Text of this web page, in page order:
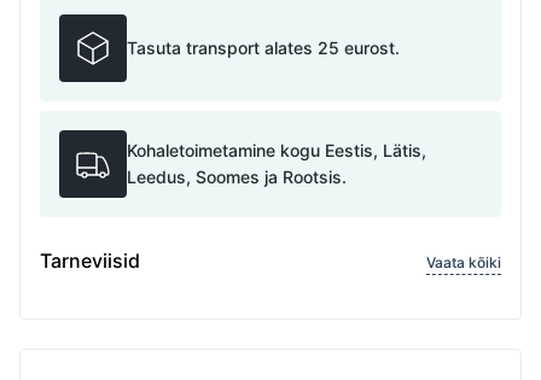
Tasuta transport alates 25 eurost.
Kohaletoimetamine kogu Eestis, Lätis,
Leedus, Soomes ja Rootsis.
Tarneviisid Vaata kõiki